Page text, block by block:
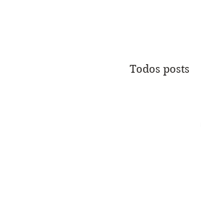
Todos posts